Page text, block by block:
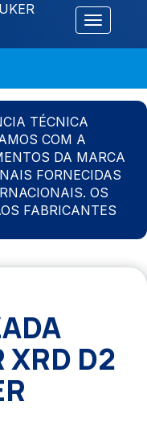
Alternar
TÉCNICA
COM A
DA MARCA
FORNECIDAS
OS
FABRICANTES
XRD D2